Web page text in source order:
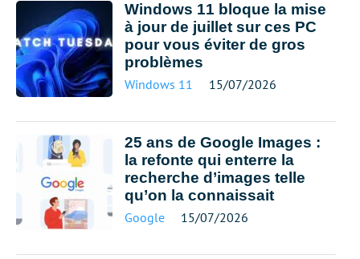
Windows 11 bloque la mise
à jour de juillet sur ces PC
pour vous éviter de gros
problèmes
Windows 11 15/07/2026
25 ans de Google Images :
la refonte qui enterre la
recherche d’images telle
qu’on la connaissait
Google 15/07/2026